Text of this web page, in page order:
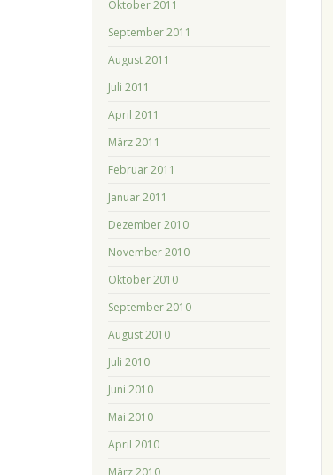
Oktober 2011
September 2011
August 2011
Juli 2011
April 2011
März 2011
Februar 2011
Januar 2011
Dezember 2010
November 2010
Oktober 2010
September 2010
August 2010
Juli 2010
Juni 2010
Mai 2010
April 2010